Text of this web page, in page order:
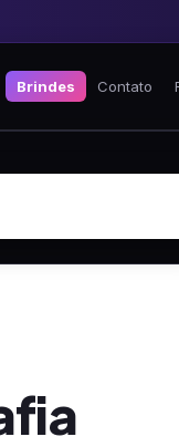
Brindes Contato